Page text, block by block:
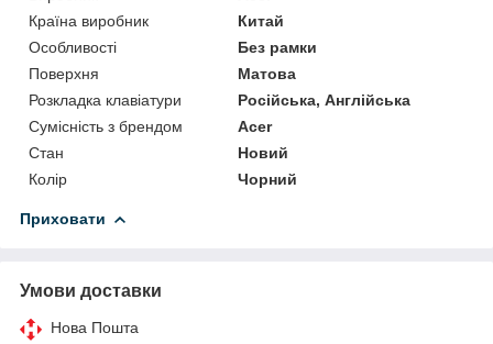
Країна виробник
Китай
Особливості
Без рамки
Поверхня
Матова
Розкладка клавіатури
Російська, Англійська
Сумісність з брендом
Acer
Стан
Новий
Колір
Чорний
Приховати
Умови доставки
Нова Пошта